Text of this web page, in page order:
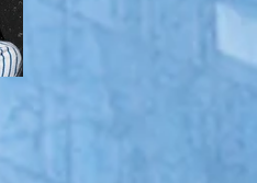
冬の探偵日誌 総集